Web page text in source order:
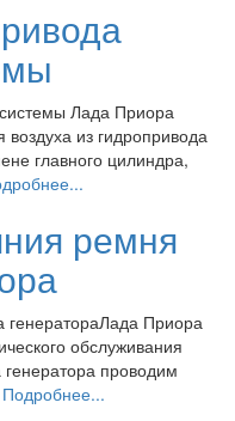
Лада Приора
из гидропривода
главного цилиндра,
ремня
генератораЛада Приора
обслуживания
проводим
Подробнее...